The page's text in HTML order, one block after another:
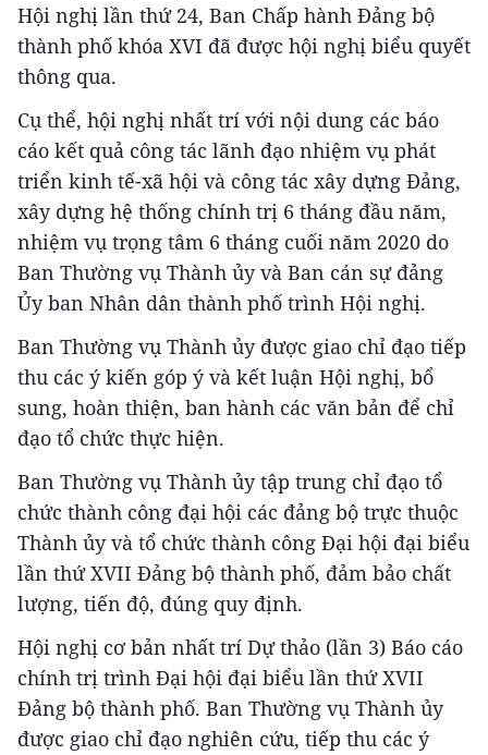
Hội nghị lần thứ 24, Ban Chấp hành Đảng bộ
thành phố khóa XVI đã được hội nghị biểu quyết
thông qua.
Cụ thể, hội nghị nhất trí với nội dung các báo
cáo kết quả công tác lãnh đạo nhiệm vụ phát
triển kinh tế-xã hội và công tác xây dựng Đảng,
xây dựng hệ thống chính trị 6 tháng đầu năm,
nhiệm vụ trọng tâm 6 tháng cuối năm 2020 do
Ban Thường vụ Thành ủy và Ban cán sự đảng
Ủy ban Nhân dân thành phố trình Hội nghị.
Ban Thường vụ Thành ủy được giao chỉ đạo tiếp
thu các ý kiến góp ý và kết luận Hội nghị, bổ
sung, hoàn thiện, ban hành các văn bản để chỉ
đạo tổ chức thực hiện.
Ban Thường vụ Thành ủy tập trung chỉ đạo tổ
chức thành công đại hội các đảng bộ trực thuộc
Thành ủy và tổ chức thành công Đại hội đại biểu
lần thứ XVII Đảng bộ thành phố, đảm bảo chất
lượng, tiến độ, đúng quy định.
Hội nghị cơ bản nhất trí Dự thảo (lần 3) Báo cáo
chính trị trình Đại hội đại biểu lần thứ XVII
Đảng bộ thành phố. Ban Thường vụ Thành ủy
được giao chỉ đạo nghiên cứu, tiếp thu các ý